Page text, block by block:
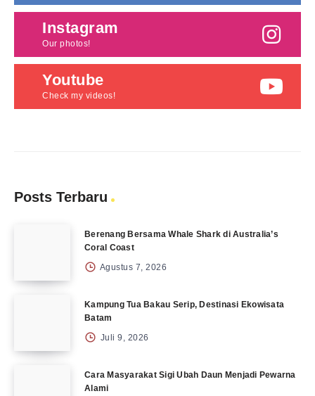
Instagram
Our photos!
Youtube
Check my videos!
Posts Terbaru
Berenang Bersama Whale Shark di Australia’s
Coral Coast
Agustus 7, 2026
Kampung Tua Bakau Serip, Destinasi Ekowisata
Batam
Juli 9, 2026
Cara Masyarakat Sigi Ubah Daun Menjadi Pewarna
Alami